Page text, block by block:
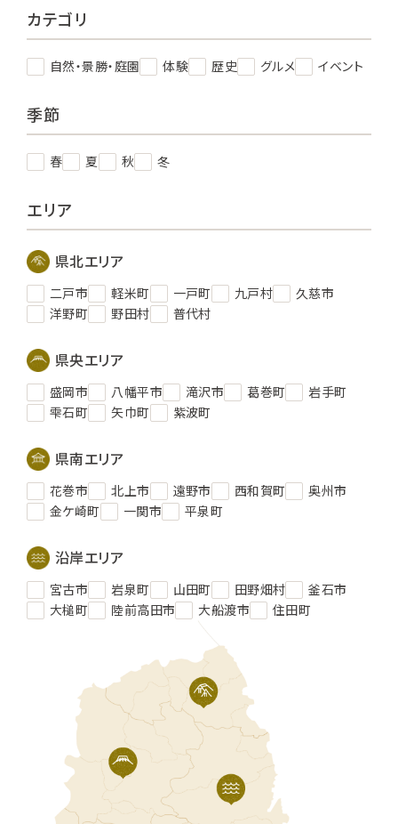
カテゴリ
自然・景勝・庭園 体験 歴史 グルメ イベント
季節
春 夏 秋 冬
エリア
県北エリア
二戸市 軽米町 一戸町 九戸村
久慈市
洋野町
野田村 普代村
県央エリア
盛岡市 八幡平市 滝沢市 葛巻町
岩手町
雫石町
矢巾町 紫波町
県南エリア
花巻市 北上市 遠野市 西和賀町
奥州市
金ケ崎町
一関市 平泉町
沿岸エリア
宮古市 岩泉町 山田町 田野畑村
釜石市
大槌町
陸前高田市 大船渡市 住田町